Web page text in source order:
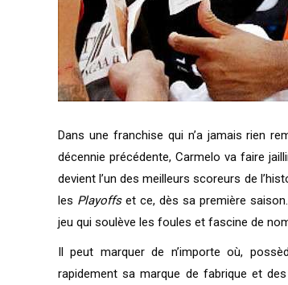
Dans une franchise qui n’a jamais rien
décennie précédente, Carmelo va faire
devient l’un des meilleurs scoreurs de
les Playoffset ce, dès sa première
jeu qui soulève les foules et fascine de
Il peut marquer de n’importe où,
rapidement sa marque de fabrique et